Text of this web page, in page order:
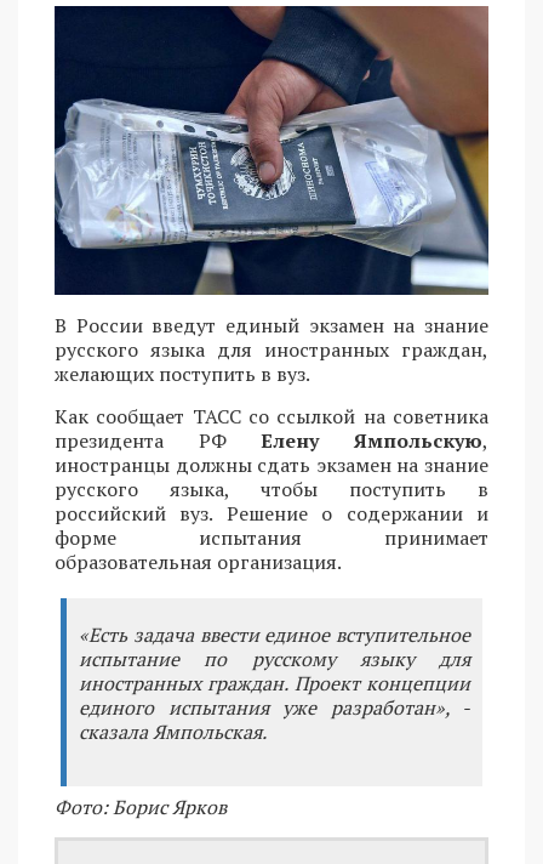
В России введут единый экзамен на знание
русского языка для иностранных граждан,
желающих поступить в вуз.
Как сообщает ТАСС со ссылкой на советника
президента РФЕлену Ямпольскую,
иностранцы должны сдать экзамен на знание
русского языка, чтобы поступить в
российский вуз. Решение о содержании и
форме испытания принимает
образовательная организация.
«Есть задача ввести единое вступительное
испытание по русскому языку для
иностранных граждан. Проект концепции
единого испытания уже разработан», -
сказала Ямпольская.
Фото: Борис Ярков